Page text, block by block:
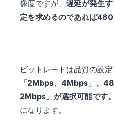
像度ですが、 遅延が発生
定を求めるのであれば
ビットレートは品質の設定
「2Mbps、4Mbps」、
2Mbps」が選択可能です。
になります。